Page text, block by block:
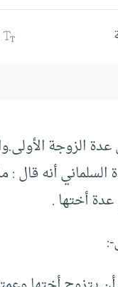
الزوجة
/ 23 ، وعن عبيدة
أختها .
: